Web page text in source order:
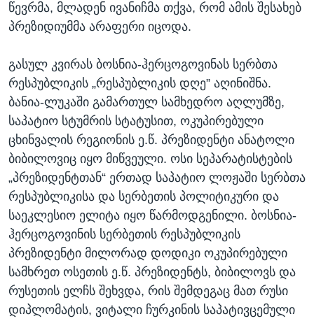
წევრმა, მლადენ ივანიჩმა თქვა, რომ ამის შესახებ
პრეზიდიუმმა არაფერი იცოდა.
გასულ კვირას ბოსნია-ჰერცოგოვინას სერბთა
რესპუბლიკის „რესპუბლიკის დღე” აღინიშნა.
ბანია-ლუკაში გამართულ სამხედრო აღლუმზე,
საპატიო სტუმრის სტატუსით, ოკუპირებული
ცხინვალის რეგიონის ე.წ. პრეზიდენტი ანატოლი
ბიბილოვიც იყო მიწვეული. ოსი სეპარატისტების
„პრეზიდენტთან“ ერთად საპატიო ლოჟაში სერბთა
რესპუბლიკისა და სერბეთის პოლიტიკური და
საეკლესიო ელიტა იყო წარმოდგენილი. ბოსნია-
ჰერცოგოვინის სერბეთის რესპუბლიკის
პრეზიდენტი მილორად დოდიკი ოკუპირებული
სამხრეთ ოსეთის ე.წ. პრეზიდენტს, ბიბილოვს და
რუსეთის ელჩს შეხვდა, რის შემდეგაც მათ რუსი
დიპლომატის, ვიტალი ჩურკინის საპატივცემული